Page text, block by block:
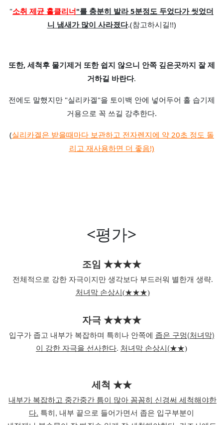
"소취 제균 홀클리너"를 충분히 발라 5분정도 두었다가 씻었더
니 냄새가 많이 사라졌다.(참고하시길!!)
또한, 세척후 물기제거 또한 쉽지 않으니 안쪽 깊은곳까지 잘 제
거하길 바란다.
전에도 말했지만 "실리카겔"을 토이백 안에 넣어두어 홀 습기제
거용으로 꼭 쓰길 강추한다.
(실리카겔은 받을때마다 보관하고 전자렌지에 약 20초 정도 돌
리고 재사용하면 더 좋음!)
<평가>
조임 ★★★★
전체적으로 강한 자극이지만 생각보다 부드러워 별한개 생략.
처녀막 손상시(★★★)
자극 ★★★★
입구가 좁고 내부가 복잡하며 특히나 안쪽에 좁은 구멍(처녀막)
이 강한 자극을 선사한다. 처녀막 손상시(★★)
세척 ★★
내부가 복잡하고 중간중간 틈이 많아 꼼꼼히 신경써 세척해야한
다. 특히, 내부 끝으로 들어가면서 좁은 입구부분이